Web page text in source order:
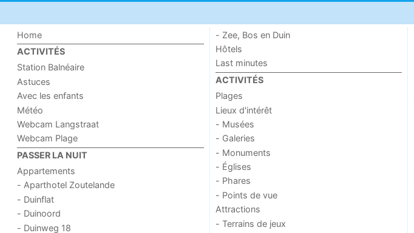
Home
ACTIVITÉS
Station Balnéaire
Astuces
Avec les enfants
Météo
Webcam Langstraat
Webcam Plage
PASSER LA NUIT
Appartements
- Aparthotel Zoutelande
- Duinflat
- Duinoord
- Duinweg 18
- Zee, Bos en Duin
Hôtels
Last minutes
ACTIVITÉS
Plages
Lieux d'intérêt
- Musées
- Galeries
- Monuments
- Églises
- Phares
- Points de vue
Attractions
- Terrains de jeux